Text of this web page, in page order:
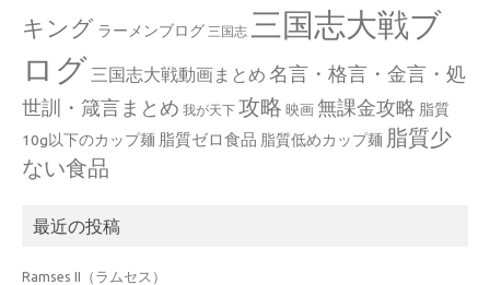
キング ラーメンブログ 三国志 三国志大戦ブ
ログ 三国志大戦動画まとめ 名言・格言・金言・処
世訓・箴言まとめ 我が天下 攻略 映画 無課金攻略 脂質
10g以下のカップ麺 脂質ゼロ食品 脂質低めカップ麺 脂質少
ない食品
最近の投稿
Ramses II（ラムセス）